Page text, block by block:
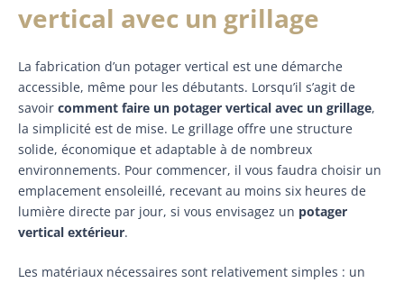
vertical avec un grillage
La fabrication d’un potager vertical est une démarche
accessible, même pour les débutants. Lorsqu’il s’agit de
savoir comment faire un potager vertical avec un grillage,
la simplicité est de mise. Le grillage offre une structure
solide, économique et adaptable à de nombreux
environnements. Pour commencer, il vous faudra choisir un
emplacement ensoleillé, recevant au moins six heures de
lumière directe par jour, si vous envisagez un potager
vertical extérieur.
Les matériaux nécessaires sont relativement simples : un